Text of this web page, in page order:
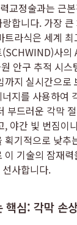
교정술과는 근
합니다. 가장
라식은 세계
사의
안구 추적 시스
지 실시간으로
지를 사용하여
부드러운 각막
, 야간 빛 번짐이
획기적으로 낮추
이 기술의 잠재
사합니다.
핵심: 각막 손